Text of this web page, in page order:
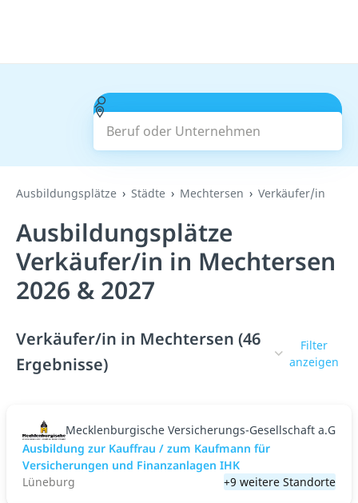
Beruf oder Unternehmen
Suchen
Ausbildungsplätze Städte Mechtersen Verkäufer/in
Ausbildungsplätze
Verkäufer/in in Mechtersen
2026 & 2027
Verkäufer/in in Mechtersen (46
Ergebnisse)
Filter
anzeigen
Mecklenburgische Versicherungs-Gesellschaft a.G
Ausbildung zur Kauffrau / zum Kaufmann für
Versicherungen und Finanzanlagen IHK
Lüneburg
+9 weitere Standorte